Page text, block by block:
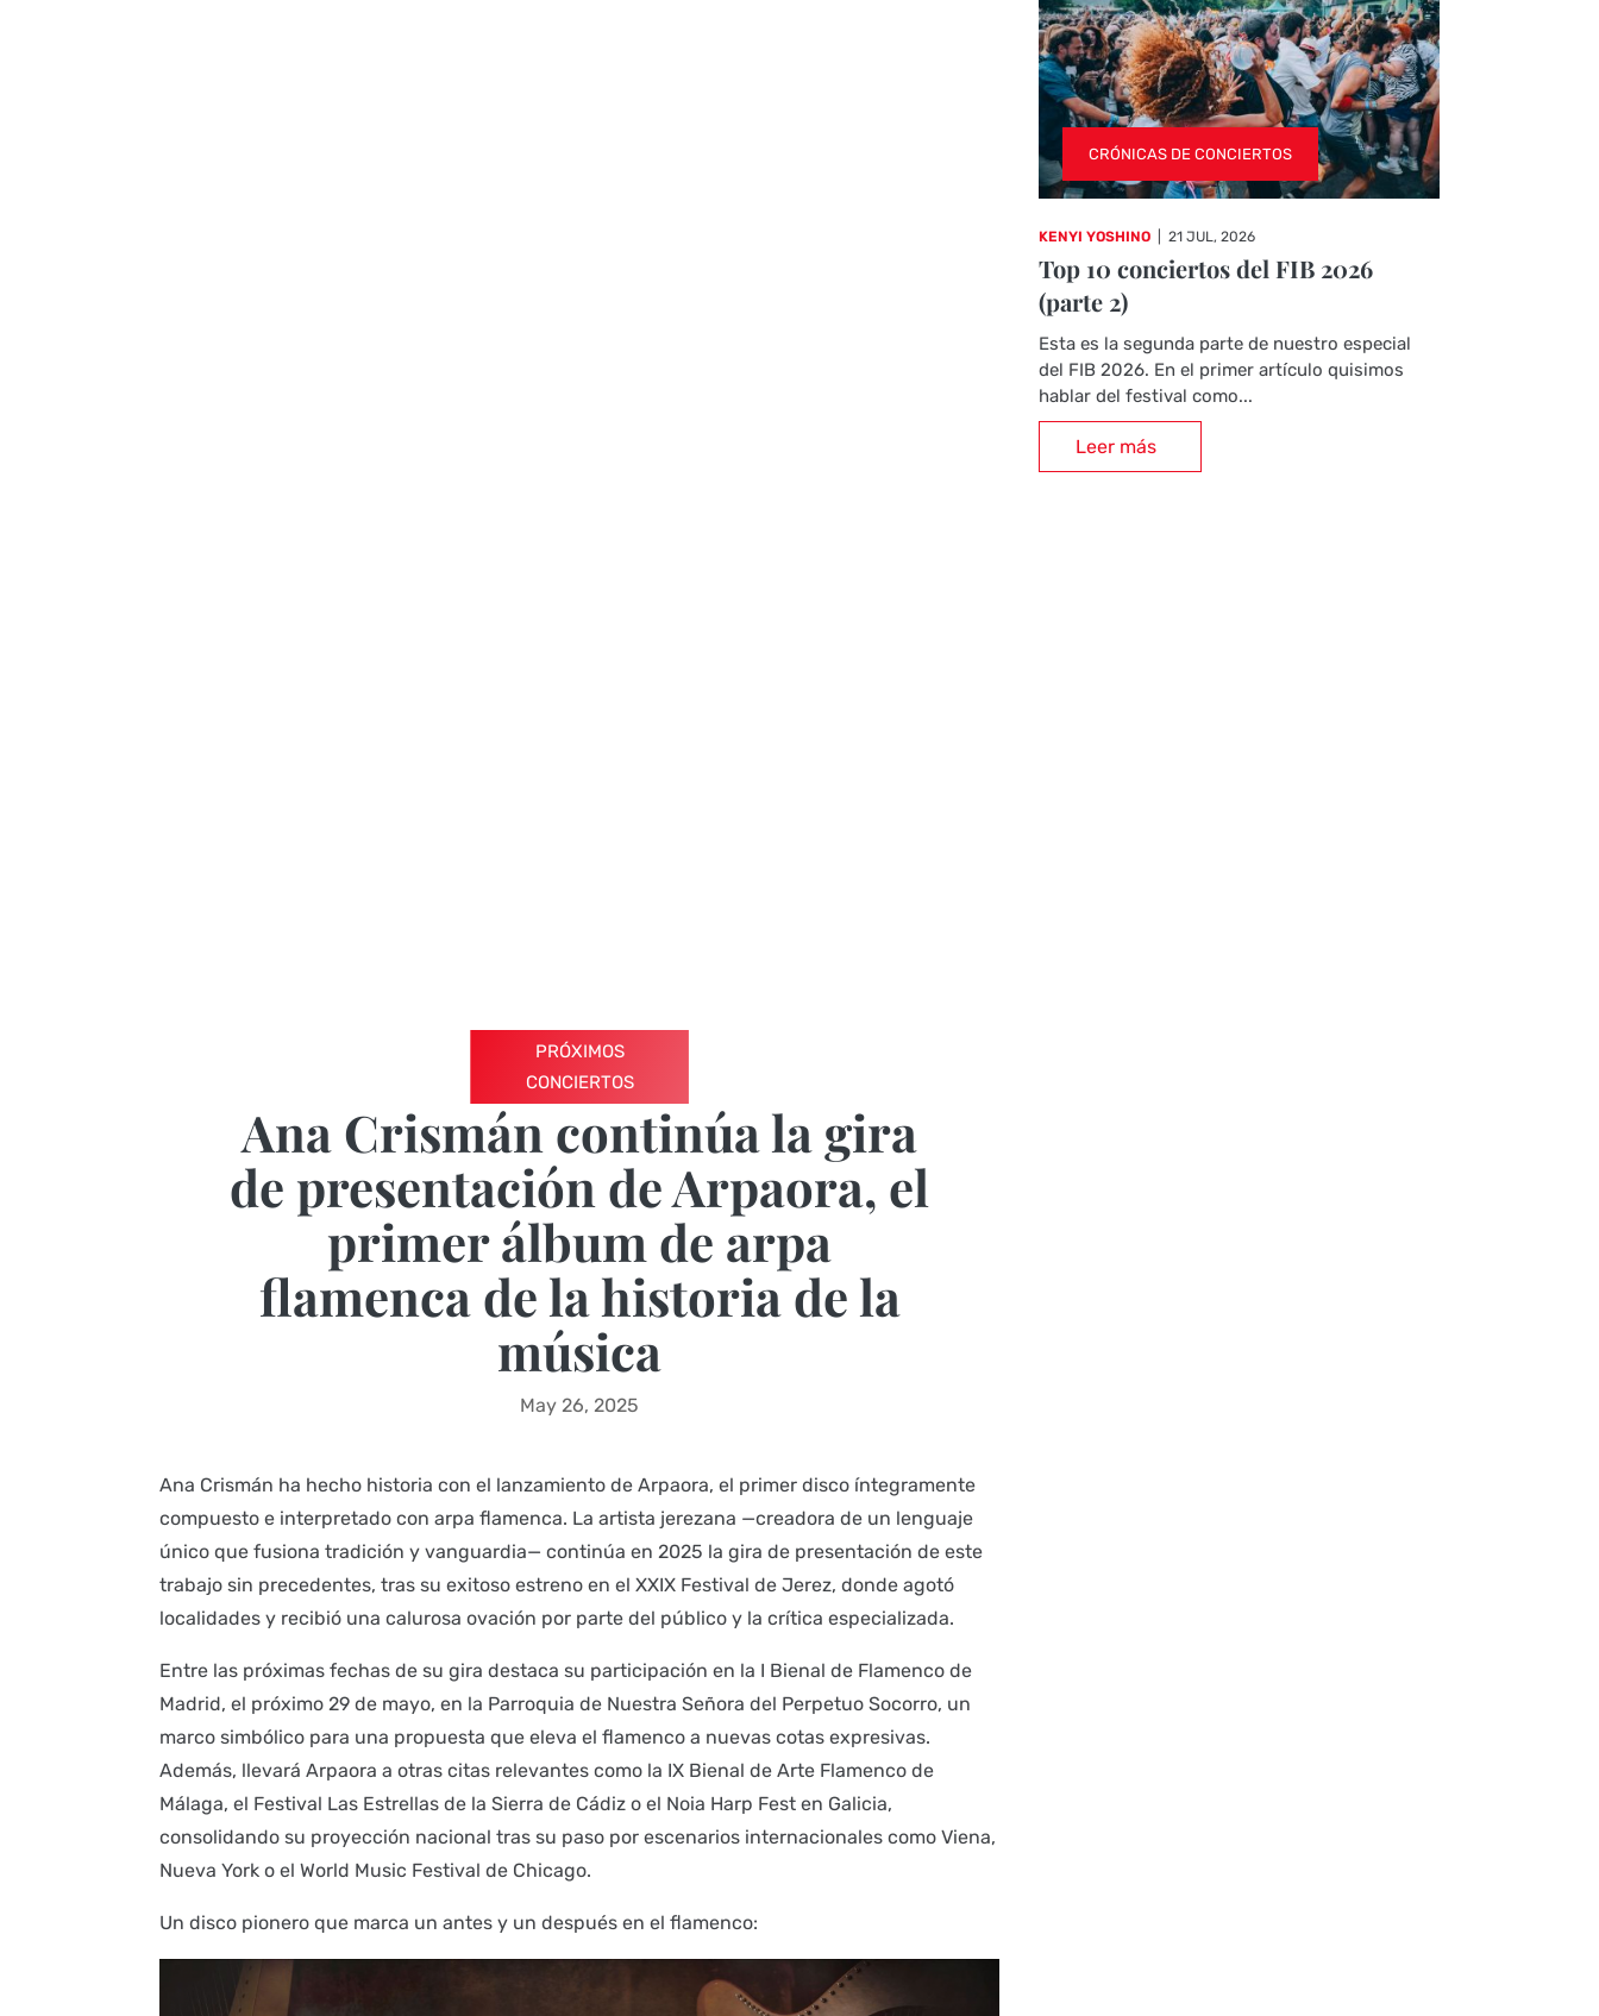
PRÓXIMOS
CONCIERTOS
Ana Crismán continúa la gira
de presentación de Arpaora, el
primer álbum de arpa
flamenca de la historia de la
música
May 26, 2025
Ana Crismán ha hecho historia con el lanzamiento de Arpaora, el primer disco íntegramente
compuesto e interpretado con arpa flamenca. La artista jerezana —creadora de un lenguaje
único que fusiona tradición y vanguardia— continúa en 2025 la gira de presentación de este
trabajo sin precedentes, tras su exitoso estreno en el XXIX Festival de Jerez, donde agotó
localidades y recibió una calurosa ovación por parte del público y la crítica especializada.
Entre las próximas fechas de su gira destaca su participación en la I Bienal de Flamenco de
Madrid, el próximo 29 de mayo, en la Parroquia de Nuestra Señora del Perpetuo Socorro, un
marco simbólico para una propuesta que eleva el flamenco a nuevas cotas expresivas.
Además, llevará Arpaora a otras citas relevantes como la IX Bienal de Arte Flamenco de
Málaga, el Festival Las Estrellas de la Sierra de Cádiz o el Noia Harp Fest en Galicia,
consolidando su proyección nacional tras su paso por escenarios internacionales como Viena,
Nueva York o el World Music Festival de Chicago.
Un disco pionero que marca un antes y un después en el flamenco:
CRÓNICAS DE CONCIERTOS
KENYI YOSHINO 21 JUL, 2026
Top 10 conciertos del FIB 2026
(parte 2)
Esta es la segunda parte de nuestro especial
del FIB 2026. En el primer artículo quisimos
hablar del festival como...
Leer más